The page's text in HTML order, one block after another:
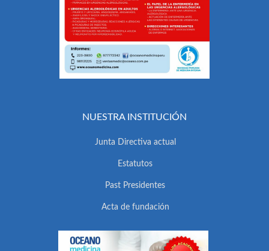
NUESTRA INSTITUCIÓN
Junta Directiva actual
Estatutos
Past Presidentes
Acta de fundación